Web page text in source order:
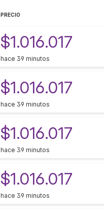
PRECIO
$1.016.017
hace 39 minutos
$1.016.017
hace 39 minutos
$1.016.017
hace 39 minutos
$1.016.017
hace 39 minutos